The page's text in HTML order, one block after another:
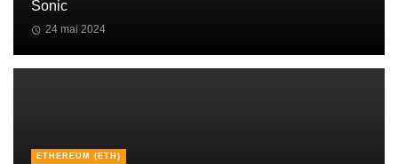
Sonic
24 mai 2024
ETHEREUM (ETH)